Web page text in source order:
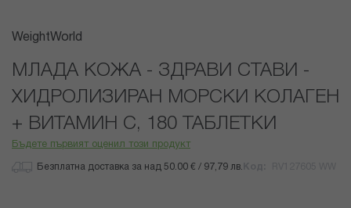
Преминете
началото
галерия
със
снимки
WeightWorld
МЛАДА КОЖА - ЗДРАВИ СТАВИ -
ХИДРОЛИЗИРАН МОРСКИ КОЛАГЕН
+ ВИТАМИН С, 180 ТАБЛЕТКИ
Бъдете първият оценил този продукт
Безплатна доставка за над 50.00 € / 97,79 лв.